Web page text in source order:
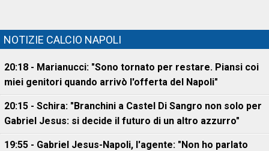
NOTIZIE CALCIO NAPOLI
20:18 - Marianucci: "Sono tornato per restare. Piansi coi
miei genitori quando arrivò l'offerta del Napoli"
20:15 - Schira: "Branchini a Castel Di Sangro non solo per
Gabriel Jesus: si decide il futuro di un altro azzurro"
19:55 - Gabriel Jesus-Napoli, l'agente: "Non ho parlato